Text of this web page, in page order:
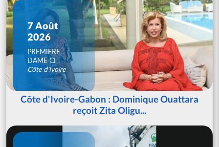
7 Août
2026
PREMIERE
DAME CI
Côte d'Ivoire
Côte d'Ivoire-Gabon : Dominique Ouattara
reçoit Zita Oligu...